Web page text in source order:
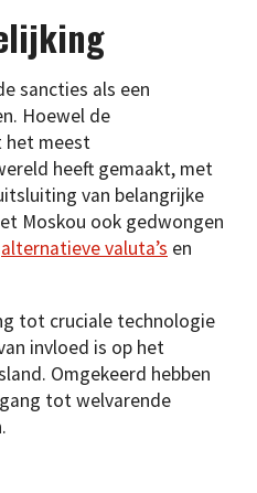
sancties als een
Hoewel de
het meest
heeft gemaakt, met
van belangrijke
Moskou ook gedwongen
alternatieve valuta’s en
tot cruciale technologie
invloed is op het
Omgekeerd hebben
tot welvarende